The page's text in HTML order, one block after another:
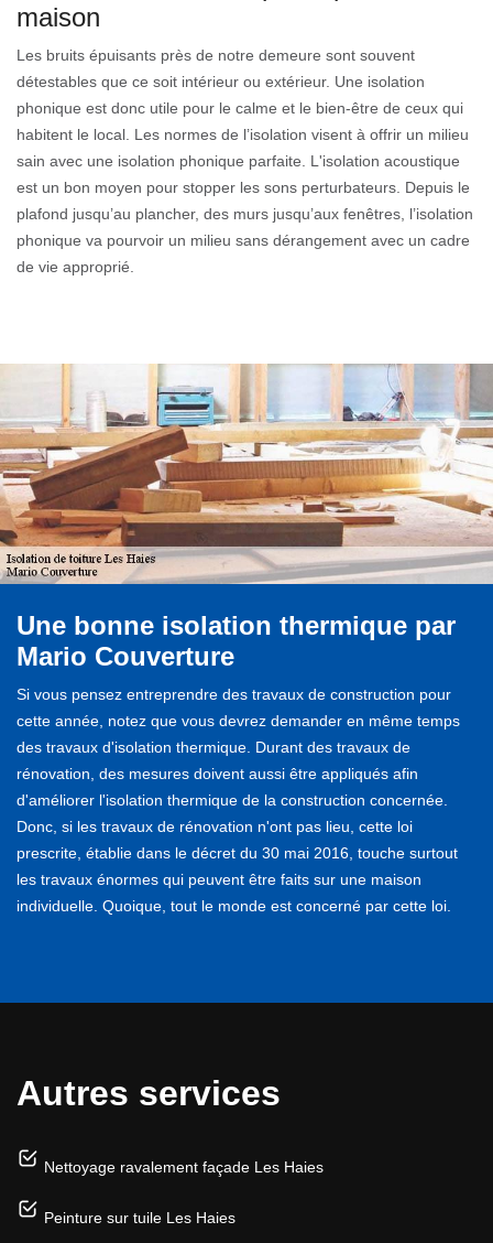
maison
Les bruits épuisants près de notre demeure sont souvent
détestables que ce soit intérieur ou extérieur. Une isolation
phonique est donc utile pour le calme et le bien-être de ceux qui
habitent le local. Les normes de l’isolation visent à offrir un milieu
sain avec une isolation phonique parfaite. L'isolation acoustique
est un bon moyen pour stopper les sons perturbateurs. Depuis le
plafond jusqu’au plancher, des murs jusqu’aux fenêtres, l’isolation
phonique va pourvoir un milieu sans dérangement avec un cadre
de vie approprié.
Une bonne isolation thermique par
Mario Couverture
Si vous pensez entreprendre des travaux de construction pour
cette année, notez que vous devrez demander en même temps
des travaux d'isolation thermique. Durant des travaux de
rénovation, des mesures doivent aussi être appliqués afin
d'améliorer l'isolation thermique de la construction concernée.
Donc, si les travaux de rénovation n'ont pas lieu, cette loi
prescrite, établie dans le décret du 30 mai 2016, touche surtout
les travaux énormes qui peuvent être faits sur une maison
individuelle. Quoique, tout le monde est concerné par cette loi.
Autres services
Nettoyage ravalement façade Les Haies
Peinture sur tuile Les Haies